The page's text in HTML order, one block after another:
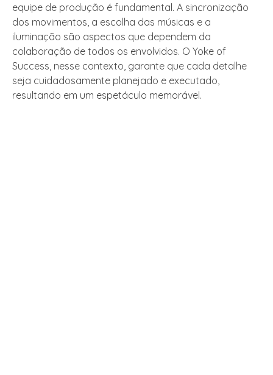
equipe de produção é fundamental. A sincronização
dos movimentos, a escolha das músicas e a
iluminação são aspectos que dependem da
colaboração de todos os envolvidos. O Yoke of
Success, nesse contexto, garante que cada detalhe
seja cuidadosamente planejado e executado,
resultando em um espetáculo memorável.